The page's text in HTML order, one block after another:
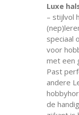
Luxe
– stijlvol
speciaal
voor
met een
Past
andere
de